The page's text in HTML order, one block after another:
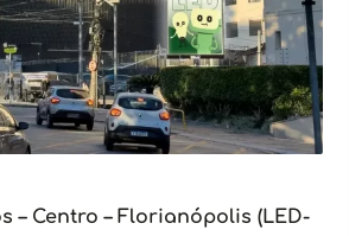
– Centro – Florianópolis (LED-